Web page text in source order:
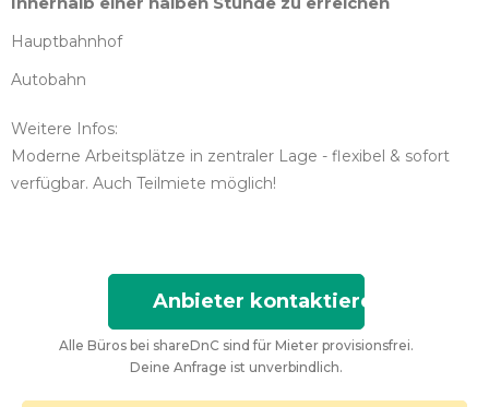
Hauptbahnhof
Autobahn
Weitere Infos:
Moderne Arbeitsplätze in zentraler Lage - flexibel & sofort
verfügbar. Auch Teilmiete möglich!
Anbieter kontaktieren
Alle Büros bei shareDnC sind für Mieter provisionsfrei.
Deine Anfrage ist unverbindlich.